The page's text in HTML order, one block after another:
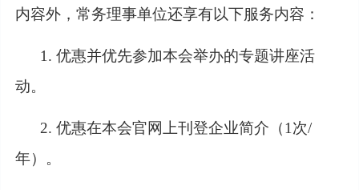
内容外，常务理事单位还享有以下服务内容：
1. 优惠并优先参加本会举办的专题讲座活
动。
2. 优惠在本会官网上刊登企业简介（1次/
年）。